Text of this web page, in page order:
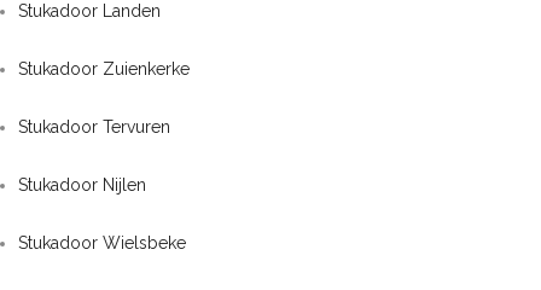
Stukadoor Landen
Stukadoor Zuienkerke
Stukadoor Tervuren
Stukadoor Nijlen
Stukadoor Wielsbeke